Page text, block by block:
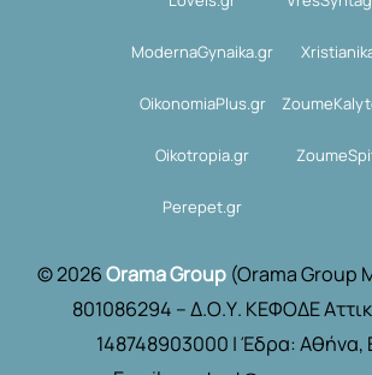
ModernaGynaika.gr
OikonomiaPlus.gr
Oikotropia.gr
Perepet.gr
© 2026Orama Group(Orama Group
801086294 – Δ.Ο.Υ. ΚΕΦΟΔΕ
148748903000 | Έδρα: Αθήνα,